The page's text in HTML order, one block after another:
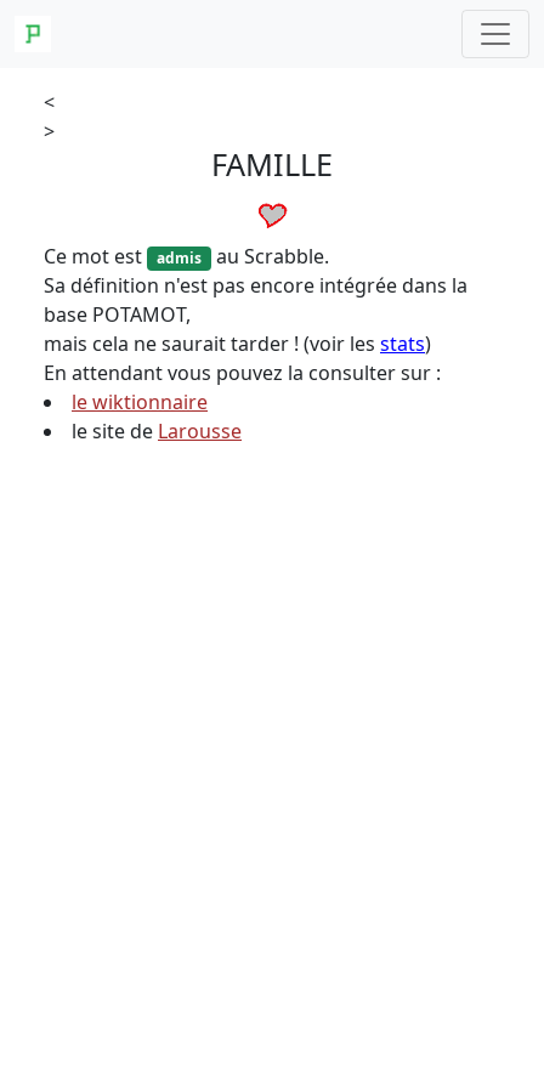
<
>
FAMILLE
Ce mot est admis au Scrabble.
Sa définition n'est pas encore intégrée dans la
base POTAMOT,
mais cela ne saurait tarder ! (voir les stats)
En attendant vous pouvez la consulter sur :
le wiktionnaire
le site de Larousse